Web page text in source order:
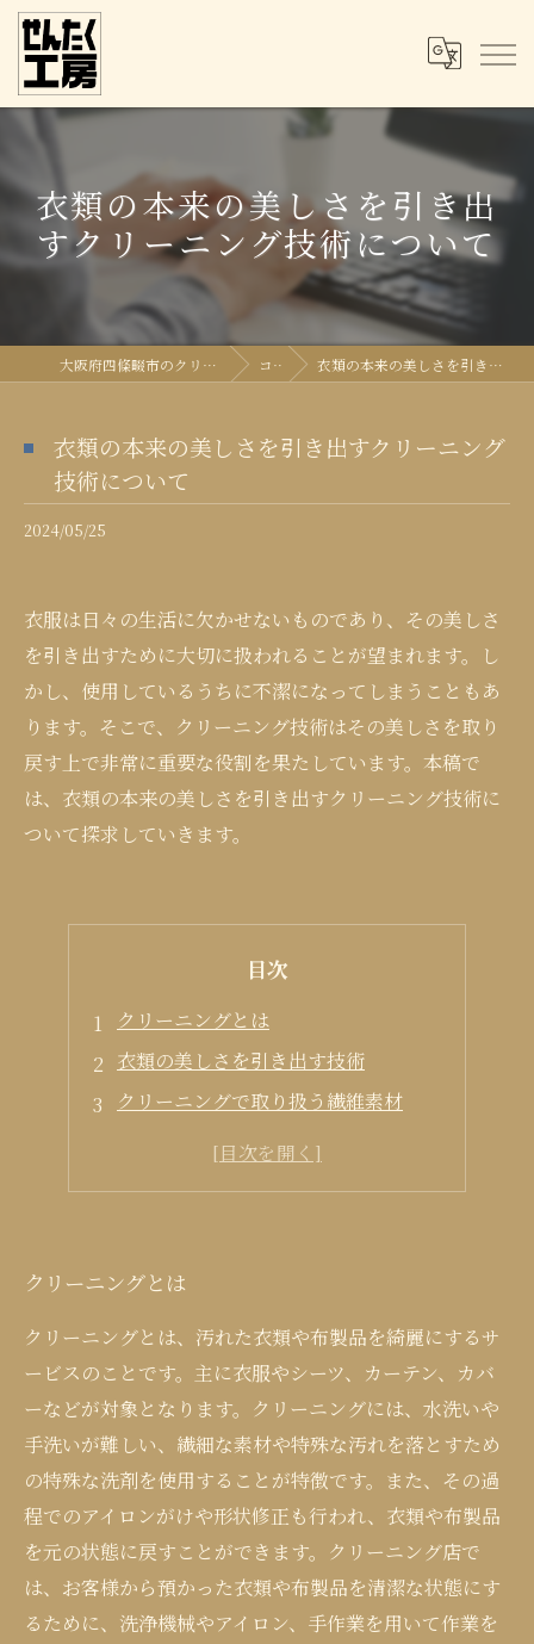
衣類の本来の美しさを引き出
すクリーニング技術について
大阪府四條畷市のクリーニングならせんたく工房 コラム 衣類の本来の美しさを引き出すクリーニング技術について
衣類の本来の美しさを引き出すクリーニング
技術について
2024/05/25
衣服は日々の生活に欠かせないものであり、その美しさ
を引き出すために大切に扱われることが望まれます。し
かし、使用しているうちに不潔になってしまうこともあ
ります。そこで、クリーニング技術はその美しさを取り
戻す上で非常に重要な役割を果たしています。本稿で
は、衣類の本来の美しさを引き出すクリーニング技術に
ついて探求していきます。
目次
クリーニングとは
衣類の美しさを引き出す技術
クリーニングで取り扱う繊維素材
洗濯機でできないクリーニングの手順
クリーニングとは
クリーニングとは、汚れた衣類や布製品を綺麗にするサ
ービスのことです。主に衣服やシーツ、カーテン、カバ
ーなどが対象となります。クリーニングには、水洗いや
手洗いが難しい、繊細な素材や特殊な汚れを落とすため
の特殊な洗剤を使用することが特徴です。また、その過
程でのアイロンがけや形状修正も行われ、衣類や布製品
を元の状態に戻すことができます。クリーニング店で
は、お客様から預かった衣類や布製品を清潔な状態にす
るために、洗浄機械やアイロン、手作業を用いて作業を